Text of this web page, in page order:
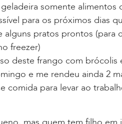
somente alimentos
para os próximos dias
alguns pratos prontos (para
freezer)
deste frango com
e me rendeu ainda 2
comida para levar ao